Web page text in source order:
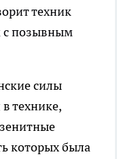
техник
с позывным
силы
технике,
которых была